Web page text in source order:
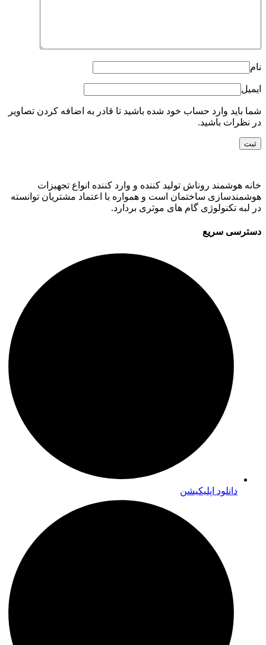
نام
ایمیل
شما باید وارد حساب خود شده باشید تا قادر به اضافه کردن تصاویر
در نظرات باشید.
خانه هوشمند روناش تولید کننده و وارد کننده انواع تجهیزات
هوشمندسازی ساختمان است و همواره با اعتماد مشتریان توانسته
در لبه تکنولوژی گام های موثری بردارد.
دسترسی سریع
دانلود اپلیکیشن